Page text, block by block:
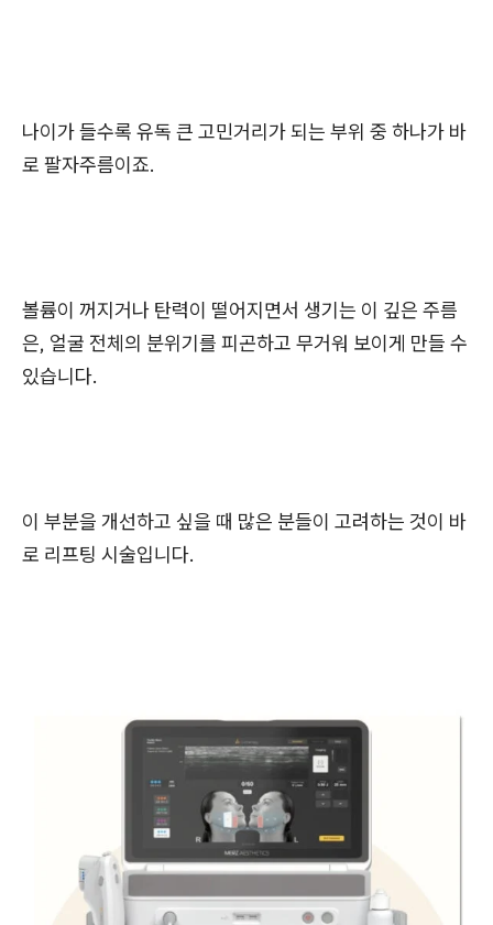
나이가 들수록 유독 큰 고민거리가 되는 부위 중 하나가 바
로 팔자주름이죠.
볼륨이 꺼지거나 탄력이 떨어지면서 생기는 이 깊은 주름
은, 얼굴 전체의 분위기를 피곤하고 무거워 보이게 만들 수
있습니다.
이 부분을 개선하고 싶을 때 많은 분들이 고려하는 것이 바
로 리프팅 시술입니다.